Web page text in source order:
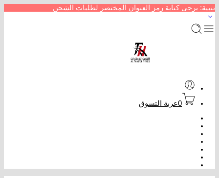
تنبية: يرجى كتابة رمز العنوان المختصر لطلبات الشحن
0عربة التسوق